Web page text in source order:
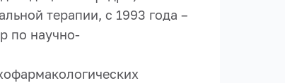
терапии, с 1993 года –
по научно-